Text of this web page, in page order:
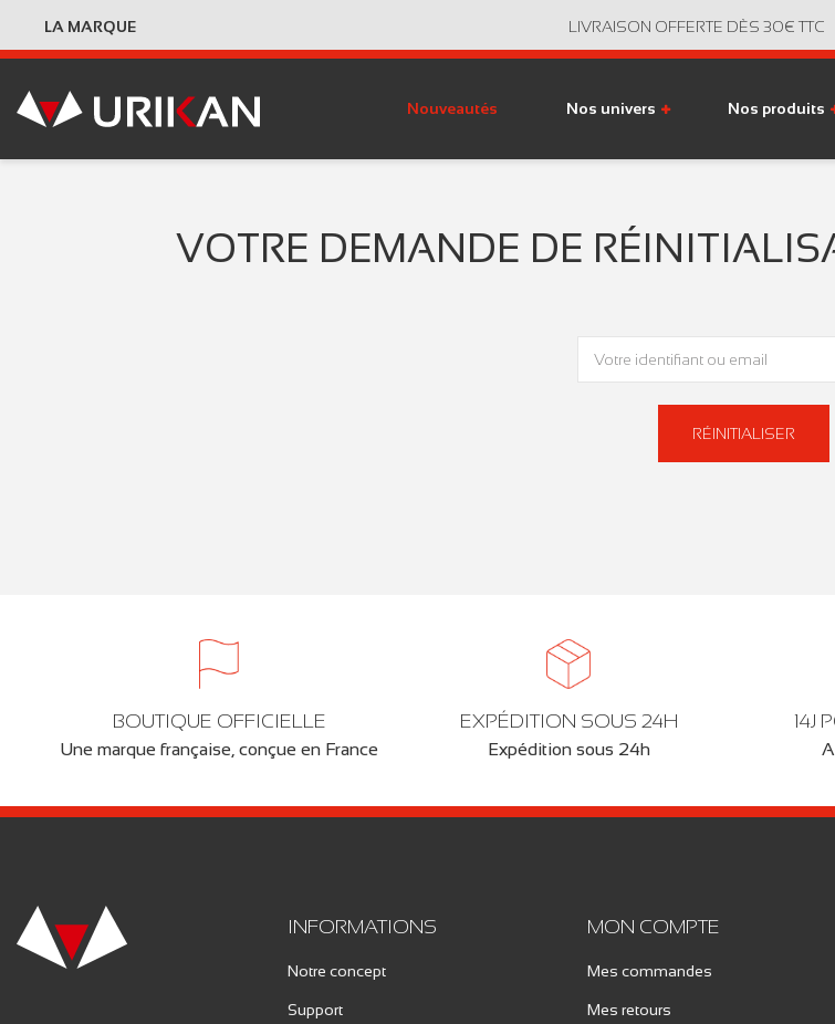
LA MARQUE LIVRAISON OFFERTE DÈS 30€ TTC
Nouveautés Nos univers Nos produits
VOTRE DEMANDE DE
Votre identifiant ou email
RÉINITIALISER
BOUTIQUE OFFICIELLE
Une marque française, conçue en France
EXPÉDITION SOUS 24H
Expédition sous 24h
14J
INFORMATIONS
Notre concept
Support
MON COMPTE
Mes commandes
Mes retours